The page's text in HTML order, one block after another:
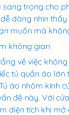
sang trọng cho
dàng nhìn
muốn mà
không gian
về việc
tủ quần áo lớn
áo nhôm kính
đề này. Với
diện tích khi mở